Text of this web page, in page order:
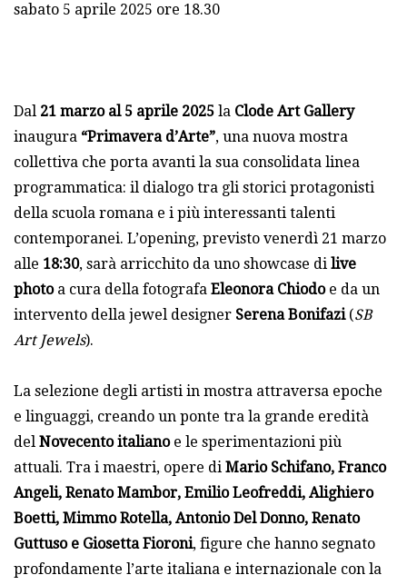
sabato 5 aprile 2025 ore 18.30
Dal 21 marzo al 5 aprile 2025 la Clode Art Gallery
inaugura “Primavera d’Arte”, una nuova mostra
collettiva che porta avanti la sua consolidata linea
programmatica: il dialogo tra gli storici protagonisti
della scuola romana e i più interessanti talenti
contemporanei. L’opening, previsto venerdì 21 marzo
alle 18:30, sarà arricchito da uno showcase di live
photoa cura della fotografa Eleonora Chiodoe da un
intervento della jewel designer Serena Bonifazi(SB
Art Jewels).
La selezione degli artisti in mostra attraversa epoche
e linguaggi, creando un ponte tra la grande eredità
del Novecento italianoe le sperimentazioni più
attuali. Tra i maestri, opere di Mario Schifano, Franco
Angeli, Renato Mambor, Emilio Leofreddi, Alighiero
Boetti, Mimmo Rotella, Antonio Del Donno, Renato
Guttuso e Giosetta Fioroni, figure che hanno segnato
profondamente l’arte italiana e internazionale con la